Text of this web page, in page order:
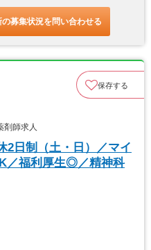
の募集状況を問い合わせる
保存する
師求人
2日制（土・日）／マイ
／福利厚生◎／精神科